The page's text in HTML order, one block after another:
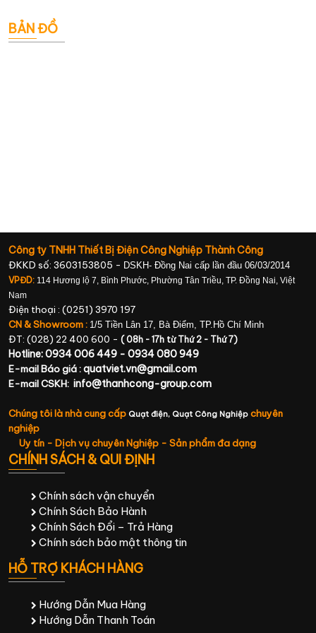
BẢN ĐỒ
Công ty TNHH Thiết Bị Điện Công Nghiệp Thành Công
ĐKKD số: 3603153805 - DSKH- Đồng Nai cấp lần đầu 06/03/2014
VPĐD: 114 Hương lộ 7, Bình Phước, Phường Tân Triều, TP. Đồng Nai, Việt
Nam
Điện thoại : (0251) 3970 197
CN & Showroom : 1/5 Tiền Lân 17, Bà Điểm, TP.Hồ Chí Minh
ĐT: (028) 22 400 600 - ( 08h - 17h từ Thứ 2 - Thứ 7)
Hotline: 0934 006 449 - 0934 080 949
E-mail Báo giá :quatviet.vn@gmail.com
E-mail CSKH: info@thanhcong-group.com
Chúng tôi là nhà cung cấp Quạt điện, Quạt Công Nghiệp chuyên
nghiệp
Uy tín - Dịch vụ chuyên Nghiệp - Sản phẩm đa dạng
CHÍNH SÁCH & QUI ĐỊNH
Chính sách vận chuyển
Chính Sách Bảo Hành
Chính Sách Đổi – Trả Hàng
Chính sách bảo mật thông tin
HỖ TRỢ KHÁCH HÀNG
Hướng Dẫn Mua Hàng
Hướng Dẫn Thanh Toán